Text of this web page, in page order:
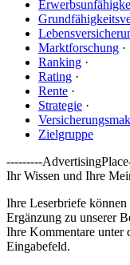
Marktforschung ·
Ranking ·
Rating ·
Rente ·
Strategie ·
Zielgruppe
---------
Ihr Wissen und Ihre
Ihre Leserbriefe
Ergänzung zu unserer
Ihre Kommentare unter
Eingabefeld.